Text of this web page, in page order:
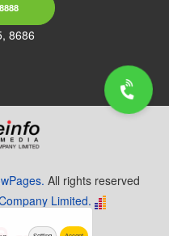
8686
All rights reserved
Limited.